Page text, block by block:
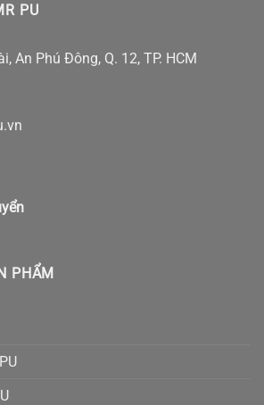
PU
An Phú Đông, Q. 12, TP. HCM
PHẨM